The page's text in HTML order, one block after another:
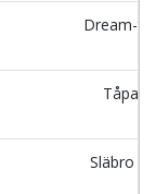
Dream-
Släbro